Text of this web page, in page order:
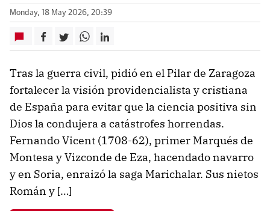
Monday, 18 May 2026, 20:39
Tras la guerra civil, pidió en el Pilar de Zaragoza
fortalecer la visión providencialista y cristiana
de España para evitar que la ciencia positiva sin
Dios la condujera a catástrofes horrendas.
Fernando Vicent (1708-62), primer Marqués de
Montesa y Vizconde de Eza, hacendado navarro
y en Soria, enraizó la saga Marichalar. Sus nietos
Román y […]